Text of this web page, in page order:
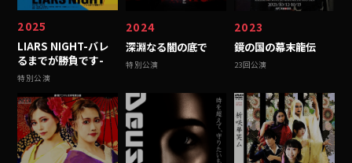
2025
LIARS NIGHT-バレ
るまでが勝負です-
特別公演
2024
深淵なる闇の底で
特別公演
2023
鏡の国の幕末龍伝
23回公演